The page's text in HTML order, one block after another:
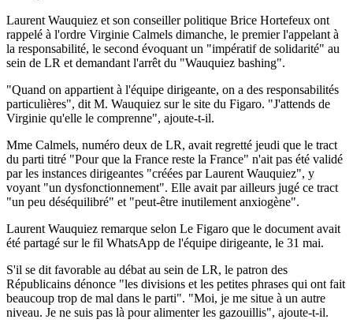
Laurent Wauquiez et son conseiller politique Brice Hortefeux ont
rappelé à l'ordre Virginie Calmels dimanche, le premier l'appelant à
la responsabilité, le second évoquant un "impératif de solidarité" au
sein de LR et demandant l'arrêt du "Wauquiez bashing".
"Quand on appartient à l'équipe dirigeante, on a des responsabilités
particulières", dit M. Wauquiez sur le site du Figaro. "J'attends de
Virginie qu'elle le comprenne", ajoute-t-il.
Mme Calmels, numéro deux de LR, avait regretté jeudi que le tract
du parti titré "Pour que la France reste la France" n'ait pas été validé
par les instances dirigeantes "créées par Laurent Wauquiez", y
voyant "un dysfonctionnement". Elle avait par ailleurs jugé ce tract
"un peu déséquilibré" et "peut-être inutilement anxiogène".
Laurent Wauquiez remarque selon Le Figaro que le document avait
été partagé sur le fil WhatsApp de l'équipe dirigeante, le 31 mai.
S'il se dit favorable au débat au sein de LR, le patron des
Républicains dénonce "les divisions et les petites phrases qui ont fait
beaucoup trop de mal dans le parti". "Moi, je me situe à un autre
niveau. Je ne suis pas là pour alimenter les gazouillis", ajoute-t-il.